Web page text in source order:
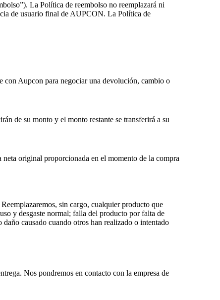
La Política de reembolso no reemplazará ni
de usuario final de AUPCON. La Política de
con Aupcon para negociar una devolución, cambio o
de su monto y el monto restante se transferirá a su
neta original proporcionada en el momento de la compra
sin cargo, cualquier producto que
y desgaste normal; falla del producto por falta de
causado cuando otros han realizado o intentado
Nos pondremos en contacto con la empresa de